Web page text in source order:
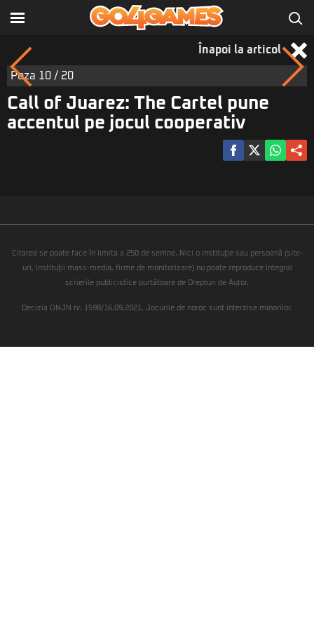
Înapoi la articol
Poza 10 / 20
Call of Juarez: The Cartel pune
accentul pe jocul cooperativ
Citarea se poate face în limita a 250 de semne. Nici o instituţie sau persoană (site-
uri, instituţii mass-media, firme de monitorizare) nu poate reproduce integral
scrierile publicistice purtătoare de Drepturi de Autor.
Decizia ONJN nr. 1598/16.09.2021. Jocurile de noroc sunt interzise minorilor.